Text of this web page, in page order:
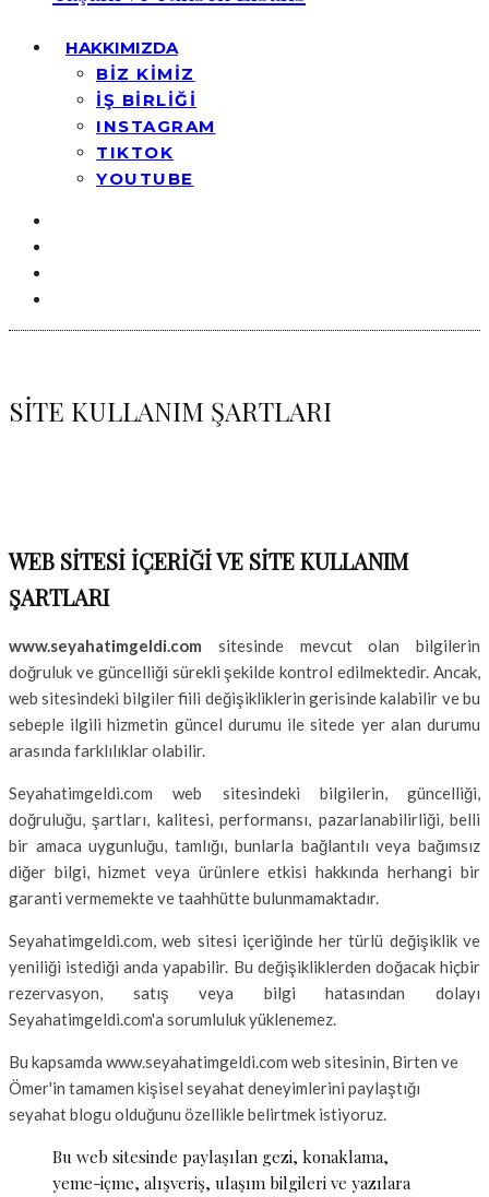
HAKKIMIZDA
BİZ KİMİZ
İŞ BİRLİĞİ
INSTAGRAM
TIKTOK
YOUTUBE
SİTE KULLANIM ŞARTLARI
WEB SİTESİ İÇERİĞİ VE SİTE KULLANIM
ŞARTLARI
www.seyahatimgeldi.com sitesinde mevcut olan bilgilerin
doğruluk ve güncelliği sürekli şekilde kontrol edilmektedir. Ancak,
web sitesindeki bilgiler fiili değişikliklerin gerisinde kalabilir ve bu
sebeple ilgili hizmetin güncel durumu ile sitede yer alan durumu
arasında farklılıklar olabilir.
Seyahatimgeldi.com web sitesindeki bilgilerin, güncelliği,
doğruluğu, şartları, kalitesi, performansı, pazarlanabilirliği, belli
bir amaca uygunluğu, tamlığı, bunlarla bağlantılı veya bağımsız
diğer bilgi, hizmet veya ürünlere etkisi hakkında herhangi bir
garanti vermemekte ve taahhütte bulunmamaktadır.
Seyahatimgeldi.com, web sitesi içeriğinde her türlü değişiklik ve
yeniliği istediği anda yapabilir. Bu değişikliklerden doğacak hiçbir
rezervasyon, satış veya bilgi hatasından dolayı
Seyahatimgeldi.com'a sorumluluk yüklenemez.
Bu kapsamda www.seyahatimgeldi.com web sitesinin, Birten ve
Ömer'in tamamen kişisel seyahat deneyimlerini paylaştığı
seyahat blogu olduğunu özellikle belirtmek istiyoruz.
Bu web sitesinde paylaşılan gezi, konaklama,
yeme-içme, alışveriş, ulaşım bilgileri ve yazılara